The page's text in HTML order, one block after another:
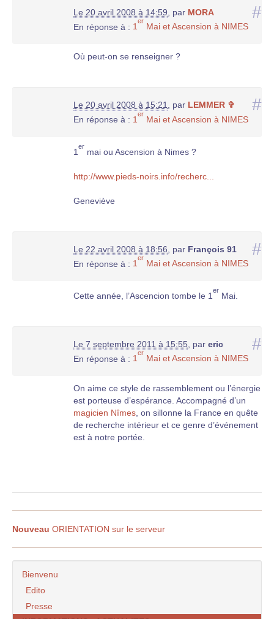
#
Le 20 avril 2008 à 14:59 par MORA
En réponse à : 1
er
Mai et Ascension à NIMES
Où peut-on se renseigner ?
#
Le 20 avril 2008 à 15:21, par LEMMER ✞
En réponse à : 1
er
Mai et Ascension à NIMES
1
er
mai ou Ascension à Nimes ?
http://www.pieds-noirs.info/recherc...
Geneviève
#
Le 22 avril 2008 à 18:56 par François 91
En réponse à : 1
er
Mai et Ascension à NIMES
Cette année, l’Ascencion tombe le 1
er
Mai.
#
Le 7 septembre 2011 à 15:55 par eric
En réponse à : 1
er
Mai et Ascension à NIMES
On aime ce style de rassemblement ou l’énergie
est porteuse d’espérance. Accompagné d’un
magicien Nîmes, on sillonne la France en quête
de recherche intérieur et ce genre d’événement
est à notre portée.
Nouveau ORIENTATION sur le serveur
Bienvenu
Edito
Presse